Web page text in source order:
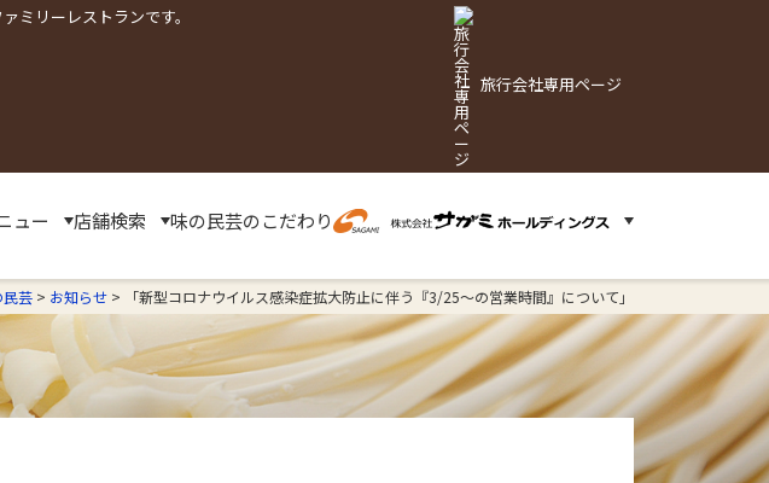
ミリーレストランです。
旅行会社専用ページ
ュー 店舗検索 味の民芸のこだわり
民芸 > お知らせ > 「新型コロナウイルス感染症拡大防止に伴う『3/25～の営業時間』について」